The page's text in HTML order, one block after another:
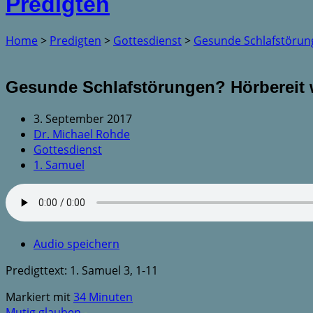
Home > Predigten > Gottesdienst> Gesunde
Gesunde Schlafstörungen? Hörbereit
3. September 2017
Dr. Michael Rohde
Gottesdienst
1. Samuel
Audio speichern
Predigttext: 1. Samuel 3, 1-11
Markiert mit34 Minuten